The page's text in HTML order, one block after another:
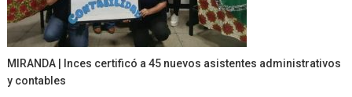
MIRANDA | Inces certificó a 45 nuevos asistentes administrativos
y contables